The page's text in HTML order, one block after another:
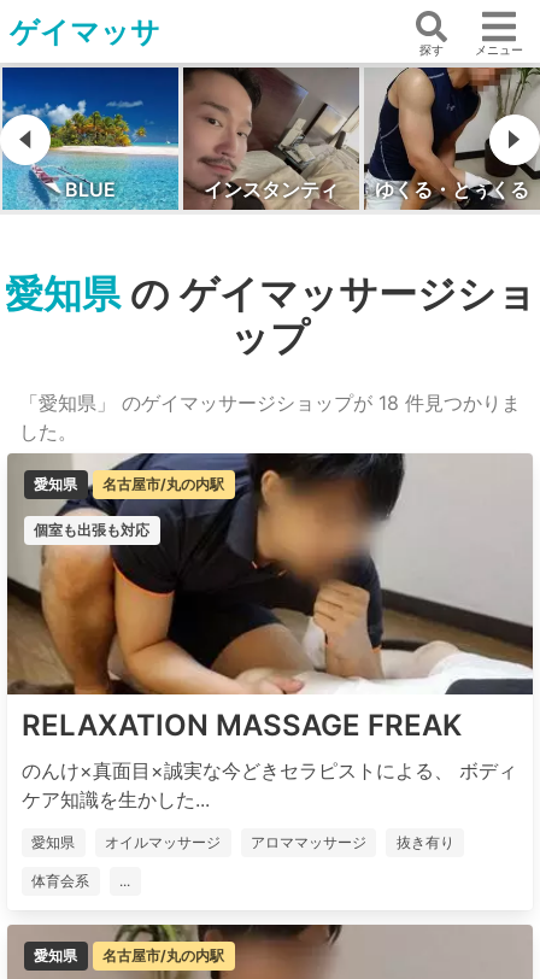
ゲイマッサ
探す メニュー
インスタンティ ゆくる・とぅくる RELAXATION
愛知県の ゲイマッサージショ
ップ
「愛知県」 のゲイマッサージショップが 18 件見つかりま
した。
愛知県 名古屋市/丸の内駅
個室も出張も対応
RELAXATION MASSAGE FREAK
のんけ×真面目×誠実な今どきセラピストによる、 ボディ
ケア知識を生かした...
愛知県 オイルマッサージ アロママッサージ 抜き有り
体育会系 ...
愛知県 名古屋市/丸の内駅